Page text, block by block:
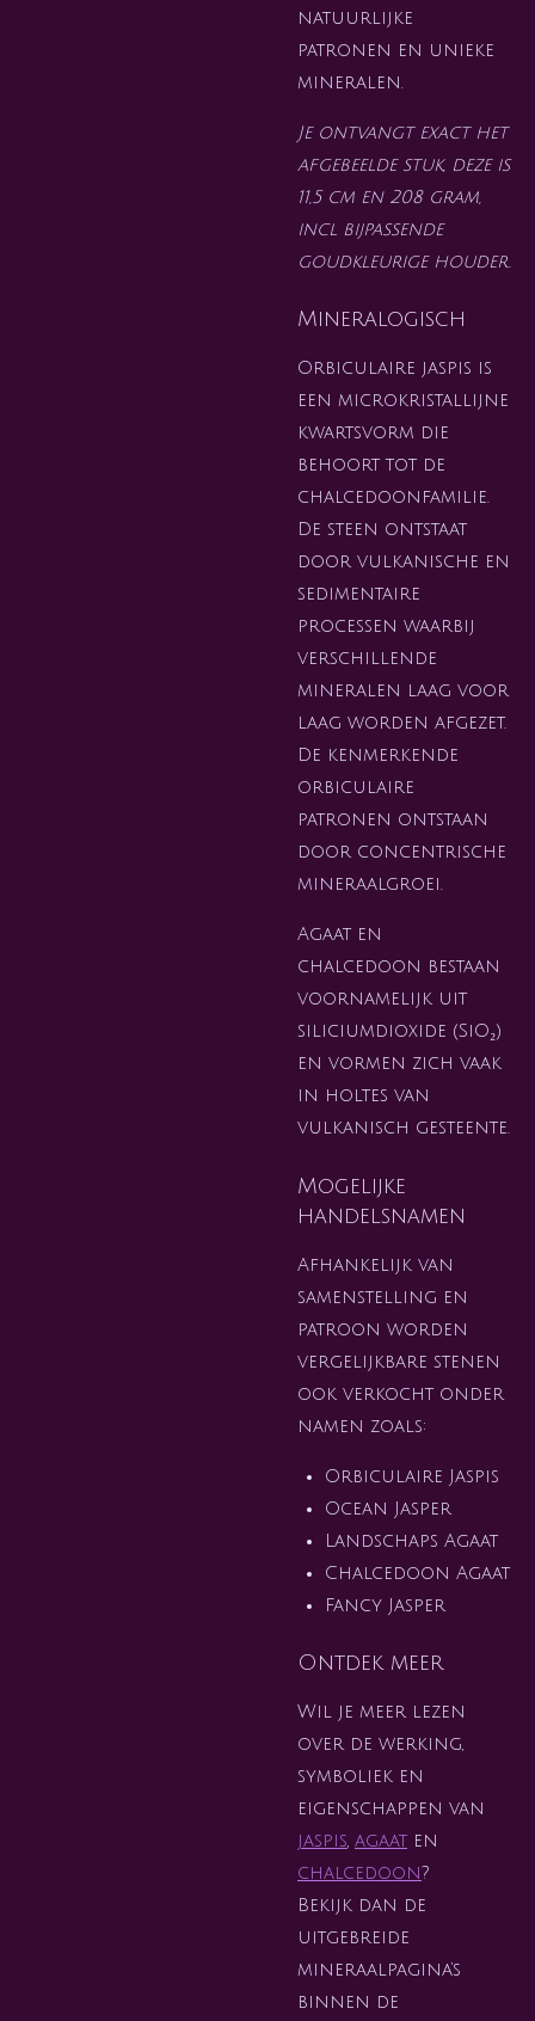
natuurlijke
patronen en unieke
mineralen.
Je ontvangt exact het
afgebeelde stuk, deze is
11,5 cm en 208 gram,
incl bijpassende
goudkleurige houder.
Mineralogisch
Orbiculaire jaspis is
een microkristallijne
kwartsvorm die
behoort tot de
chalcedoonfamilie.
De steen ontstaat
door vulkanische en
sedimentaire
processen waarbij
verschillende
mineralen laag voor
laag worden afgezet.
De kenmerkende
orbiculaire
patronen ontstaan
door concentrische
mineraalgroei.
Agaat en
chalcedoon bestaan
voornamelijk uit
siliciumdioxide (SiO₂)
en vormen zich vaak
in holtes van
vulkanisch gesteente.
Mogelijke
handelsnamen
Afhankelijk van
samenstelling en
patroon worden
vergelijkbare stenen
ook verkocht onder
namen zoals:
Orbiculaire Jaspis
Ocean Jasper
Landschaps Agaat
Chalcedoon Agaat
Fancy Jasper
Ontdek meer
Wil je meer lezen
over de werking,
symboliek en
eigenschappen van
jaspis, agaat en
chalcedoon?
Bekijk dan de
uitgebreide
mineraalpagina’s
binnen de